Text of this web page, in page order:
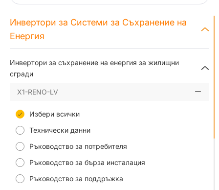
Инвертори за Системи за Съхранение на
Енергия
Инвертори за съхранение на енергия за жилищни
сгради
X1-RENO-LV
Избери всички
Технически данни
Ръководство за потребителя
Ръководство за бърза инсталация
Ръководство за поддръжка